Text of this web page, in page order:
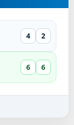
4 2
6 6